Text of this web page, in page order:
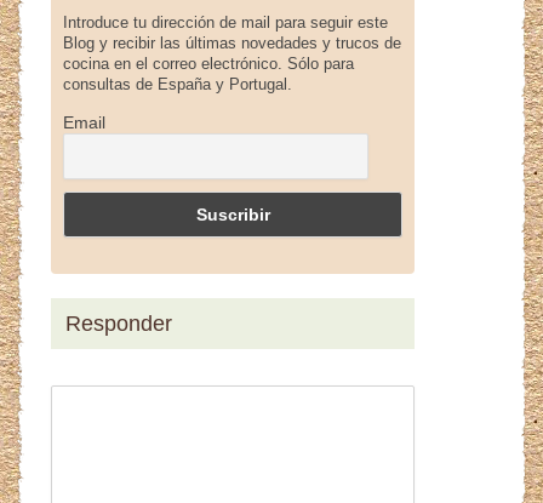
Introduce tu dirección de mail para seguir este
Blog y recibir las últimas novedades y trucos de
cocina en el correo electrónico. Sólo para
consultas de España y Portugal.
Email
Responder